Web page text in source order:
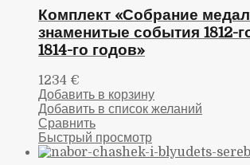
Комплект «Собрание
знаменитые события 1812-
1814-го годов»
1234 €
Добавить в корзину
Добавить в список желаний
Сравнить
Быстрый просмотр